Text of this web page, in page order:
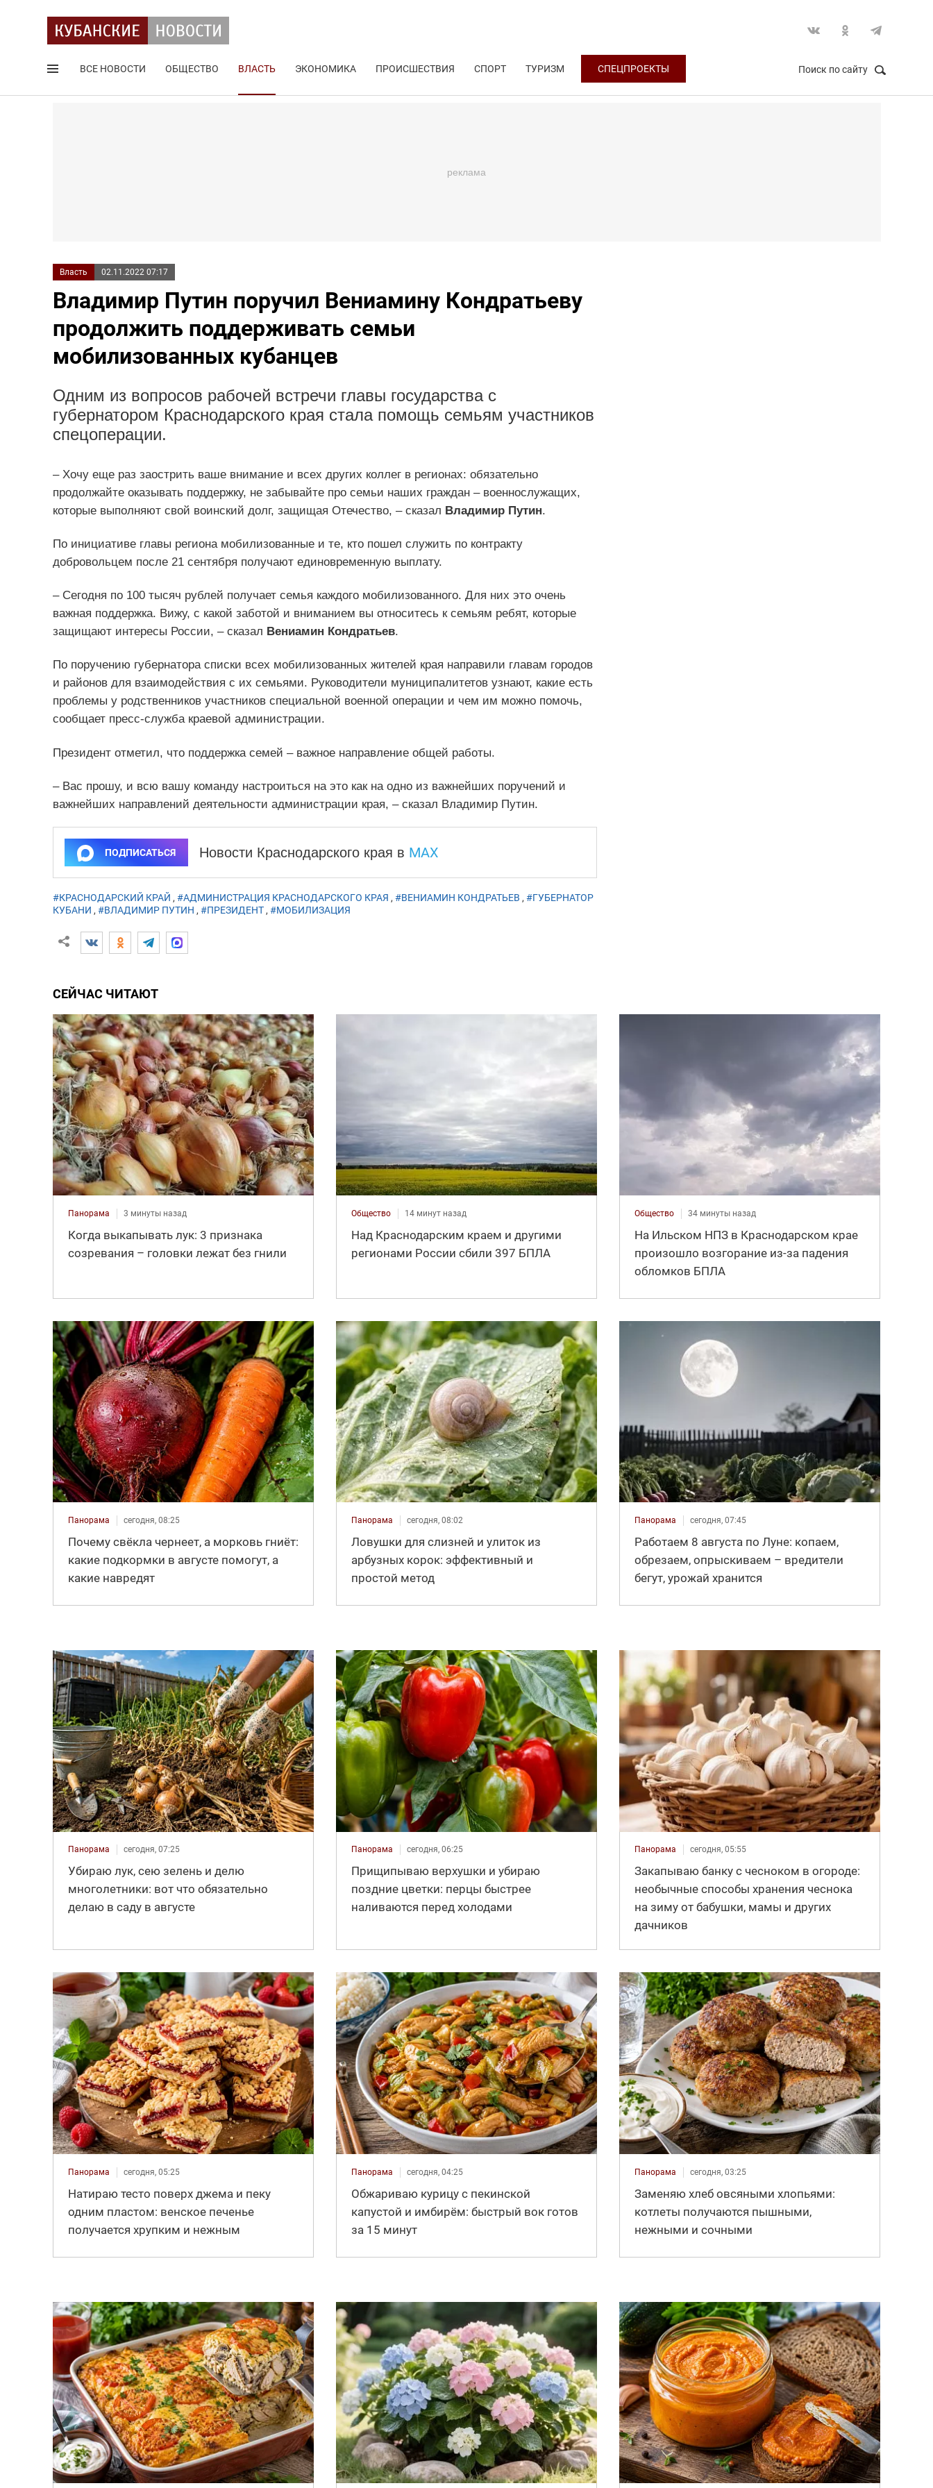
ВСЕ НОВОСТИ ОБЩЕСТВО ВЛАСТЬ ЭКОНОМИКА ПРОИСШЕСТВИЯ СПОРТ ТУРИЗМ СПЕЦПРОЕКТЫ Поиск по сайту
Власть 02.11.2022 07:17
Владимир Путин поручил Вениамину Кондратьеву
продолжить поддерживать семьи
мобилизованных кубанцев
Одним из вопросов рабочей встречи главы государства с
губернатором Краснодарского края стала помощь семьям участников
спецоперации.
– Хочу еще раз заострить ваше внимание и всех других коллег в регионах: обязательно
продолжайте оказывать поддержку, не забывайте про семьи наших граждан – военнослужащих,
которые выполняют свой воинский долг, защищая Отечество, – сказал Владимир Путин.
По инициативе главы региона мобилизованные и те, кто пошел служить по контракту
добровольцем после 21 сентября получают единовременную выплату.
– Сегодня по 100 тысяч рублей получает семья каждого мобилизованного. Для них это очень
важная поддержка. Вижу, с какой заботой и вниманием вы относитесь к семьям ребят, которые
защищают интересы России, – сказал Вениамин Кондратьев.
По поручению губернатора списки всех мобилизованных жителей края направили главам городов
и районов для взаимодействия с их семьями. Руководители муниципалитетов узнают, какие есть
проблемы у родственников участников специальной военной операции и чем им можно помочь,
сообщает пресс-служба краевой администрации.
Президент отметил, что поддержка семей – важное направление общей работы.
– Вас прошу, и всю вашу команду настроиться на это как на одно из важнейших поручений и
важнейших направлений деятельности администрации края, – сказал Владимир Путин.
ПОДПИСАТЬСЯ Новости Краснодарского края в MAX
#КРАСНОДАРСКИЙ КРАЙ , #АДМИНИСТРАЦИЯ КРАСНОДАРСКОГО КРАЯ , #ВЕНИАМИН КОНДРАТЬЕВ , #ГУБЕРНАТОР
КУБАНИ , #ВЛАДИМИР ПУТИН , #ПРЕЗИДЕНТ, #МОБИЛИЗАЦИЯ
СЕЙЧАС ЧИТАЮТ
Панорама 3 минуты назад
Когда выкапывать лук: 3 признака
созревания – головки лежат без гнили
Общество 14 минут назад
Над Краснодарским краем и другими
регионами России сбили 397 БПЛА
Общество 34 минуты назад
На Ильском НПЗ в Краснодарском крае
произошло возгорание из-за падения
обломков БПЛА
Панорама сегодня, 08:25
Почему свёкла чернеет, а морковь гниёт:
какие подкормки в августе помогут, а
какие навредят
Панорама сегодня, 08:02
Ловушки для слизней и улиток из
арбузных корок: эффективный и
простой метод
Панорама сегодня, 07:45
Работаем 8 августа по Луне: копаем,
обрезаем, опрыскиваем – вредители
бегут, урожай хранится
Панорама сегодня, 07:25
Убираю лук, сею зелень и делю
многолетники: вот что обязательно
делаю в саду в августе
Панорама сегодня, 06:25
Прищипываю верхушки и убираю
поздние цветки: перцы быстрее
наливаются перед холодами
Панорама сегодня, 05:55
Закапываю банку с чесноком в огороде:
необычные способы хранения чеснока
на зиму от бабушки, мамы и других
дачников
Панорама сегодня, 05:25
Натираю тесто поверх джема и пеку
одним пластом: венское печенье
получается хрупким и нежным
Панорама сегодня, 04:25
Обжариваю курицу с пекинской
капустой и имбирём: быстрый вок готов
за 15 минут
Панорама сегодня, 03:25
Заменяю хлеб овсяными хлопьями:
котлеты получаются пышными,
нежными и сочными